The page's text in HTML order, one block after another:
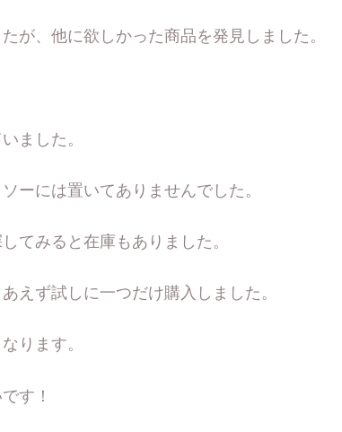
が、他に欲しかった商品を発見しました。
ました。
ーには置いてありませんでした。
てみると在庫もありました。
えず試しに一つだけ購入しました。
ります。
す！